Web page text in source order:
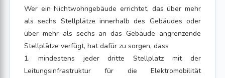
Wer ein Nichtwohngebäude errichtet, das über mehr
als sechs Stellplätze innerhalb des Gebäudes oder
über mehr als sechs an das Gebäude angrenzende
Stellplätze verfügt, hat dafür zu sorgen, dass
1. mindestens jeder dritte Stellplatz mit der
Leitungsinfrastruktur für die Elektromobilität